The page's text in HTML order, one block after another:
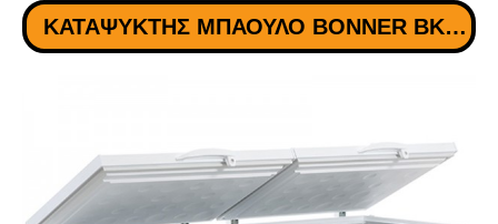
ΚΑΤΑΨΎΚΤΗΣ ΜΠΑΟΎΛΟ BONNER BK-670